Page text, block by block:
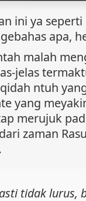
ini ya
apa,
malah
jelas
ntuh
yang
merujuk
zaman
tidak lurus,